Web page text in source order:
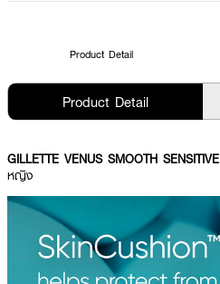
Product Detail
Product Detail
GILLETTE VENUS SMOOTH SENSITIVE
หญิง